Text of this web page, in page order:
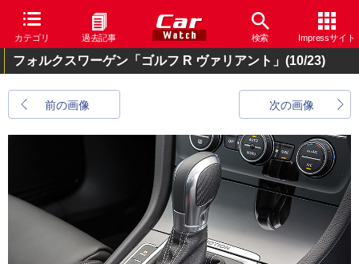
カテゴリ 過去記事 検索 Impressサイト
フォルクスワーゲン「ゴルフ R ヴァリアント」 (10/23)
前の画像 次の画像